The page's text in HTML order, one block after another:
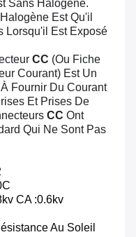
Sans Halogène.
Est Qu'il
Lorsqu'il Est Exposé
CC (ou Fiche
Courant) Est Un
Fournir Du Courant
Et Prises De
CC Ont
Qui Ne Sont Pas
CA :0.6kv
Au Soleil